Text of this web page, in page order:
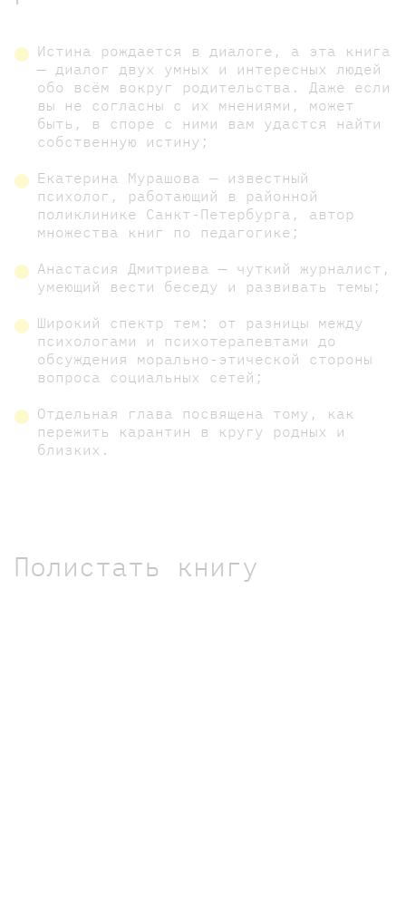
Истина рождается в диалоге, а эта книга
— диалог двух умных и интересных людей
обо всём вокруг родительства. Даже если
вы не согласны с их мнениями, может
быть, в споре с ними вам удастся найти
собственную истину;
Екатерина Мурашова — известный
психолог, работающий в районной
поликлинике Санкт-Петербурга, автор
множества книг по педагогике;
Анастасия Дмитриева — чуткий журналист,
умеющий вести беседу и развивать темы;
Широкий спектр тем: от разницы между
психологами и психотерапевтами до
обсуждения морально-этической стороны
вопроса социальных сетей;
Отдельная глава посвящена тому, как
пережить карантин в кругу родных и
близких.
Полистать книгу